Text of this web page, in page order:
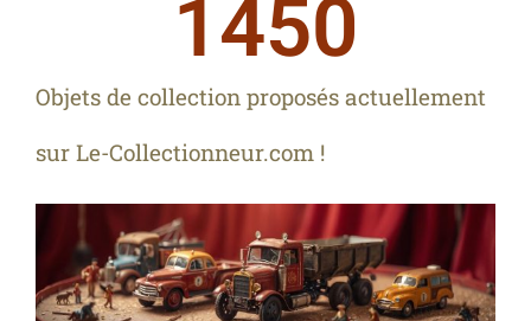
Objets de collection proposés actuellement
sur Le-Collectionneur.com !
1450